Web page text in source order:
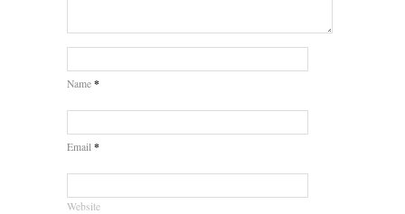
Name *
Email *
Website